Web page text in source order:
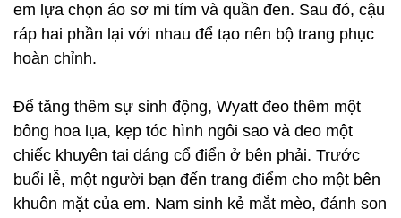
em lựa chọn áo sơ mi tím và quần đen. Sau đó, cậu
ráp hai phần lại với nhau để tạo nên bộ trang phục
hoàn chỉnh.
Để tăng thêm sự sinh động, Wyatt đeo thêm một
bông hoa lụa, kẹp tóc hình ngôi sao và đeo một
chiếc khuyên tai dáng cổ điển ở bên phải. Trước
buổi lễ, một người bạn đến trang điểm cho một bên
khuôn mặt của em. Nam sinh kẻ mắt mèo, đánh son